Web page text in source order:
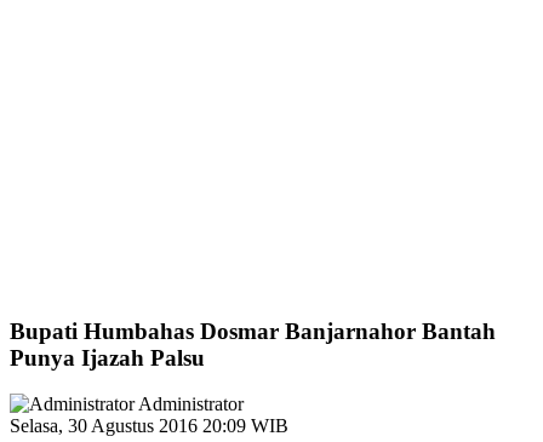
Bupati Humbahas Dosmar Banjarnahor Bantah
Punya Ijazah Palsu
Administrator
Selasa, 30 Agustus 2016 20:09 WIB